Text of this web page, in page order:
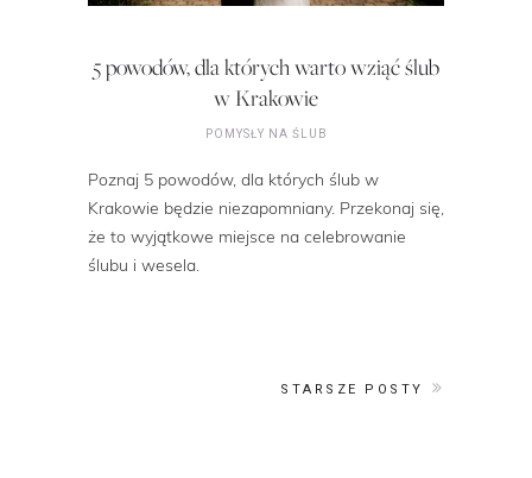
5 powodów, dla których warto wziąć ślub
w Krakowie
POMYSŁY NA ŚLUB
Poznaj 5 powodów, dla których ślub w
Krakowie będzie niezapomniany. Przekonaj się,
że to wyjątkowe miejsce na celebrowanie
ślubu i wesela.
STARSZE POSTY